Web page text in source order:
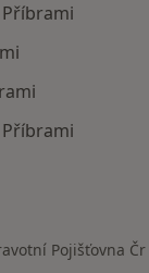
Pojišťovna Čr